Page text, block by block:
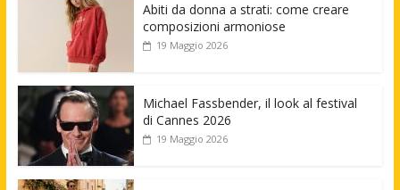
Abiti da donna a strati: come creare
composizioni armoniose
19 Maggio 2026
Michael Fassbender, il look al festival
di Cannes 2026
19 Maggio 2026